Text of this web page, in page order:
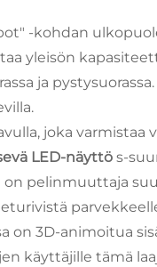
-kohdan
yleisön
ja
joka varmistaa
LED-näyttö s-
pelinmuuttaja
on 3D-animoitua
käyttäjille tämä